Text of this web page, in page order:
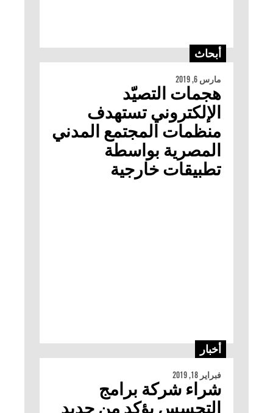
أبحاث
مارس 6, 2019
هجمات التصيّد
الإلكتروني تستهدف
منظمات المجتمع المدني
المصرية بواسطة
تطبيقات خارجية
أخبار
فبراير 18, 2019
شراء شركة برامج
التجسس يؤكد من جديد